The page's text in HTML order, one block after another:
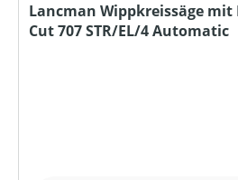
Lancman Wippkreissäge mit
Cut 707 STR/EL/4 Automatic